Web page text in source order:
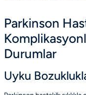
Parkinson
Durumlar
Uyku